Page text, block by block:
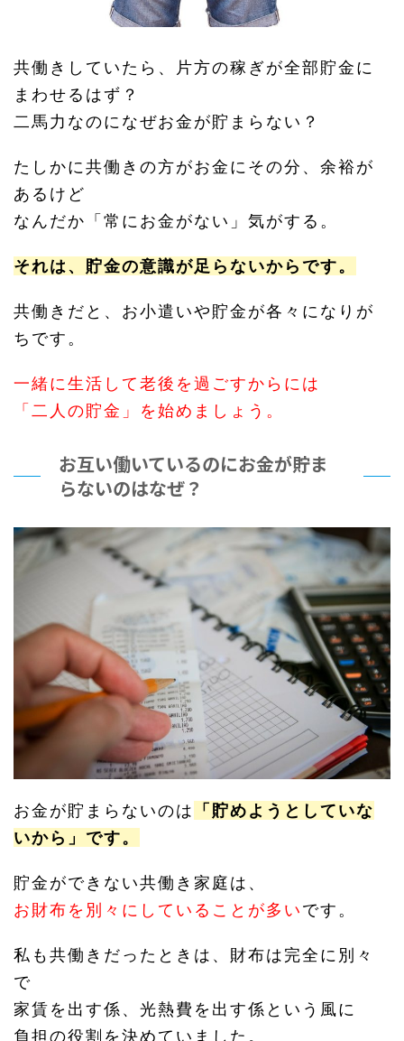
共働きしていたら、片方の稼ぎが全部貯金に
まわせるはず？
二馬力なのになぜお金が貯まらない？
たしかに共働きの方がお金にその分、余裕が
あるけど
なんだか「常にお金がない」気がする。
それは、貯金の意識が足らないからです。
共働きだと、お小遣いや貯金が各々になりが
ちです。
一緒に生活して老後を過ごすからには
「二人の貯金」を始めましょう。
お互い働いているのにお金が貯ま
らないのはなぜ？
お金が貯まらないのは
「貯めようとしていな
いから」です。
貯金ができない共働き家庭は、
お財布を別々にしていることが多いです。
私も共働きだったときは、財布は完全に別々
で
家賃を出す係、光熱費を出す係という風に
負担の役割を決めていました。